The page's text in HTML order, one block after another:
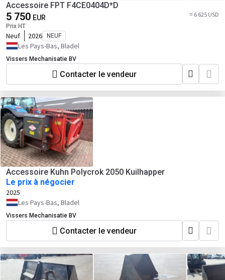
Accessoire FPT F4CE0404D*D
5 750 EUR
Prix HT
≈ 6 625 USD
Neuf 2026 NEUF
Les Pays-Bas, Bladel
Vissers Mechanisatie BV
Contacter le vendeur
Accessoire Kuhn Polycrok 2050 Kuilhapper
Le prix à négocier
2025
Les Pays-Bas, Bladel
Vissers Mechanisatie BV
Contacter le vendeur